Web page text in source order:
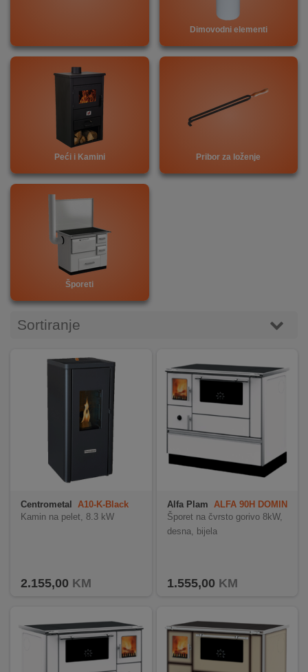
&
KLIMATIZACIJA
SECURITY
INTERNO
PONUDI
NA
REKLAMACIJA
Dimovodni elementi
Peći i Kamini Pribor za loženje
Šporeti
Sortiranje
Centrometal
A10-K-Black
Kamin na pelet, 8.3 kW
2.155,00 KM
Alfa Plam
ALFA 90H DOMIN
ANT
Šporet na čvrsto gorivo 8kW,
desna, bijela
1.555,00 KM